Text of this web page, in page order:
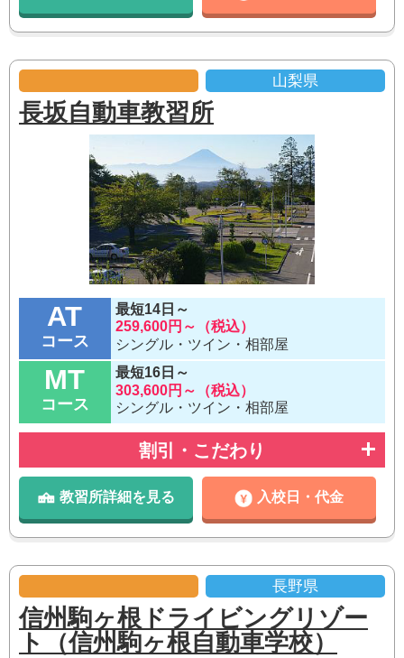
山梨県
長坂自動車教習所
AT
コース
最短14日～
259,600円～（税込）
シングル・ツイン・相部屋
MT
コース
最短16日～
303,600円～（税込）
シングル・ツイン・相部屋
割引・こだわり
教習所詳細を見る 入校日・代金
長野県
信州駒ヶ根ドライビングリゾー
ト（信州駒ヶ根自動車学校）